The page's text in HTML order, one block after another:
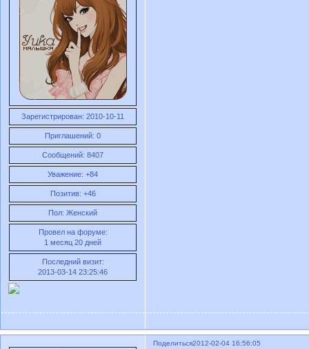
Зарегистрирован: 2010-10-11
Приглашений: 0
Сообщений: 8407
Уважение: +84
Позитив: +46
Пол: Женский
Провел на форуме:
1 месяц 20 дней
Последний визит:
2013-03-14 23:25:46
Поделиться2012-02-04 16:56:05